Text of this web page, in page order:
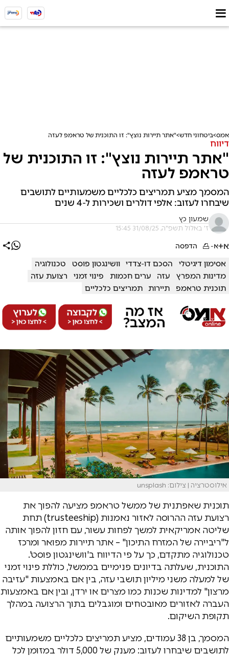
אמס ביטחוני חדש "אתר תיירות נוצץ": זו התוכנית של טראמפ לעזה
דיווח
"אתר תיירות נוצץ": זו התוכנית של
טראמפ לעזה
המסמך מציע תמריצים כלכליים משמעותיים לתושבים
שיבחרו לעזוב: אלפי דולרים ושכירות ל-4 שנים
שמעון כץ
ז' באלול תשפ"ה, 31/08/25 15:45
א+א- הדפסה
אסימון דיגיטלי הסכם דו-צדדי וושינגטון פוסט
טכנולוגיה
מדינות המפרץ
עזה ערים חכמות פינוי זמני
רצועת עזה
תוכנית טראמפ
תיירות תמריצים כלכליים
אילוסטרציה | צילום: unsplash
תוכנית שאפתנית של ממשל טראמפ מציעה להפוך את
רצועת עזה ההרוסה לאזור נאמנות (trusteeship) תחת
שליטה אמריקאית למשך לפחות עשור, עם חזון להפוך אותה
ל"ריביירה של המזרח התיכון" – אתר תיירות מפואר ומרכז
טכנולוגיה מתקדם, כך על פי הדיווח ב'וושינגטון פוסט'.
התוכנית, שעלתה בדיונים פנימיים בממשל, כוללת פינוי זמני
של למעלה משני מיליון תושבי עזה, בין אם באמצעות "עזיבה
מרצון" למדינות שכנות כמו מצרים או ירדן, ובין אם באמצעות
העברה לאזורים מאובטחים ומוגבלים בתוך הרצועה במהלך
תקופת השיקום.
המסמך, בן 38 עמודים, מציע תמריצים כלכליים משמעותיים
לתושבים שיבחרו לעזוב: מענק של 5,000 דולר במזומן לכל